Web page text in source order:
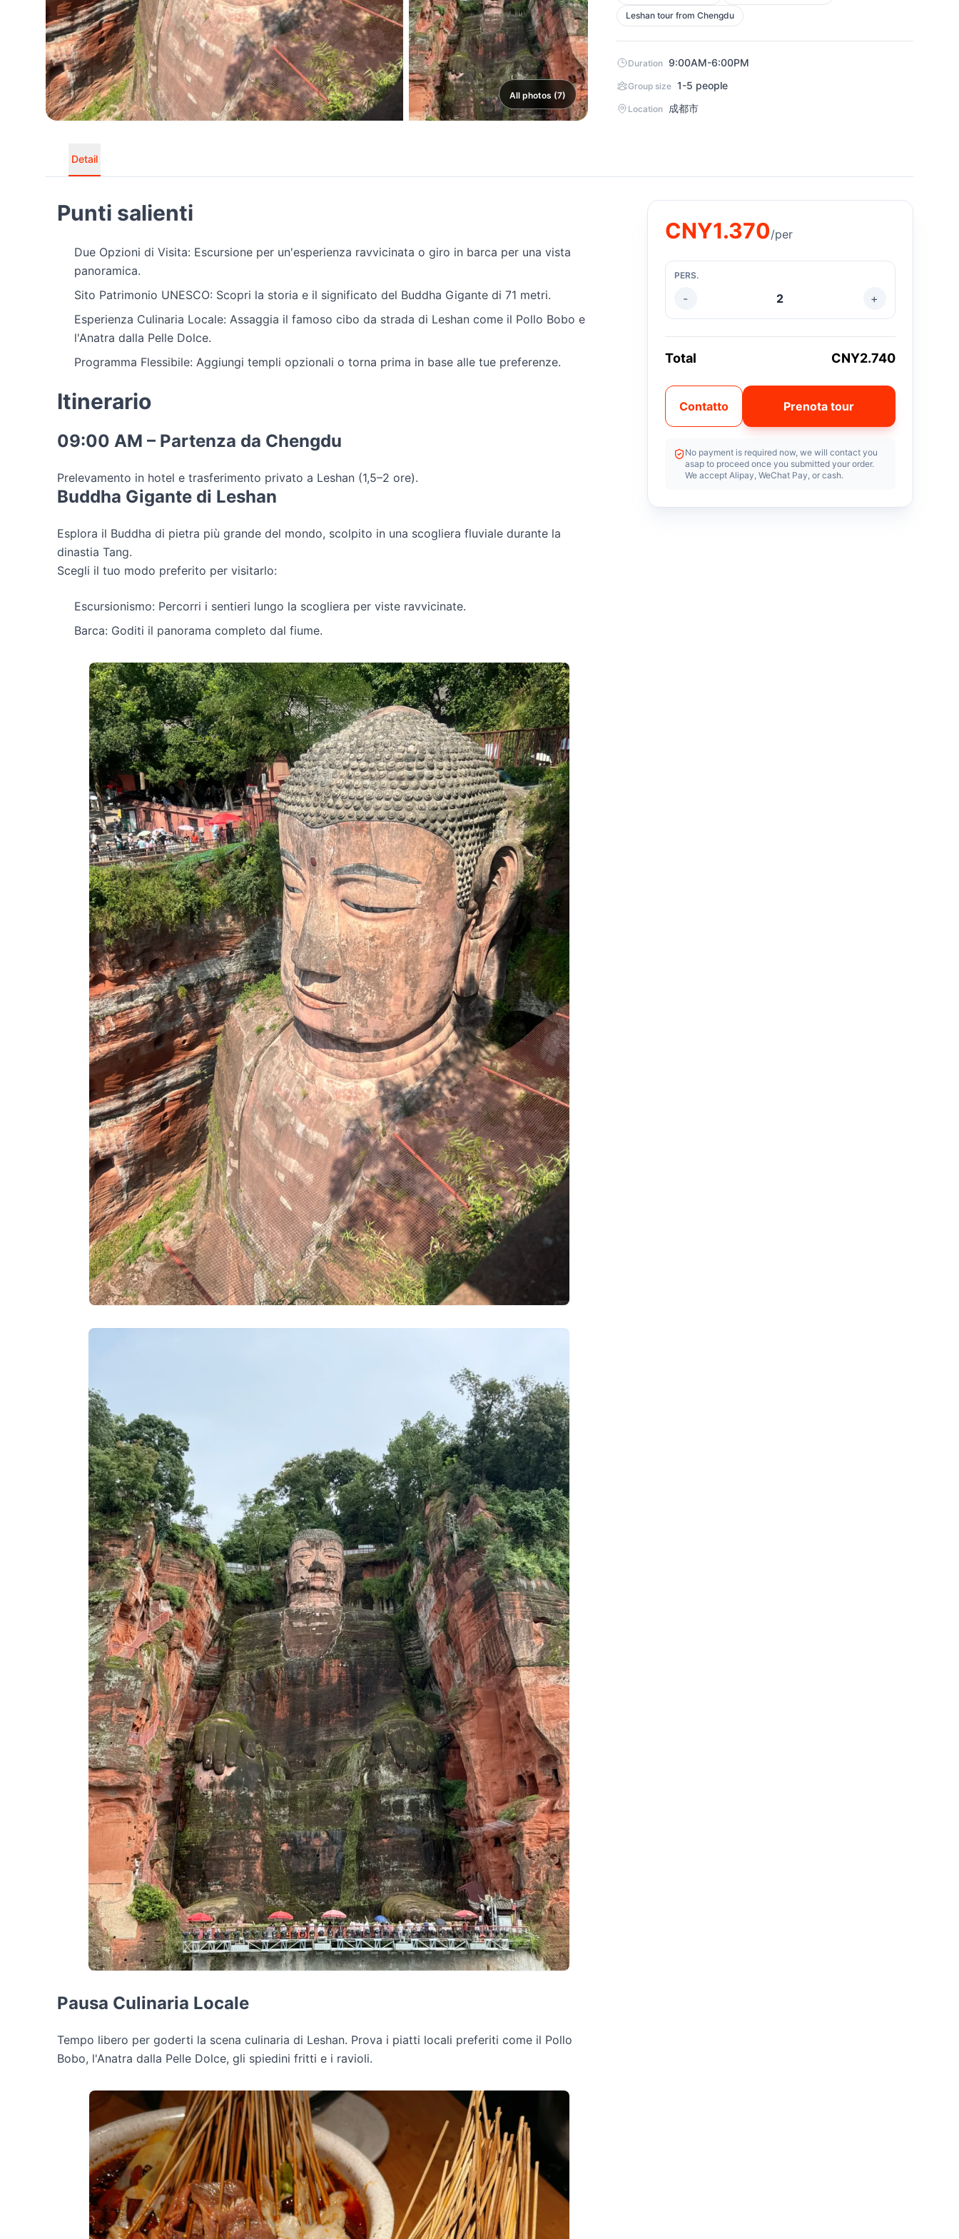
All photos (7)
Leshan tour from Chengdu
Duration 9:00AM-6:00PM
Group size 1-5 people
Location 成都市
Detail
Punti salienti
Due Opzioni di Visita: Escursione per un'esperienza ravvicinata o giro in barca per una vista
panoramica.
Sito Patrimonio UNESCO: Scopri la storia e il significato del Buddha Gigante di 71 metri.
Esperienza Culinaria Locale: Assaggia il famoso cibo da strada di Leshan come il Pollo Bobo e
l'Anatra dalla Pelle Dolce.
Programma Flessibile: Aggiungi templi opzionali o torna prima in base alle tue preferenze.
Itinerario
09:00 AM – Partenza da Chengdu
Prelevamento in hotel e trasferimento privato a Leshan (1,5–2 ore).
Buddha Gigante di Leshan
Esplora il Buddha di pietra più grande del mondo, scolpito in una scogliera fluviale durante la
dinastia Tang.
Scegli il tuo modo preferito per visitarlo:
Escursionismo: Percorri i sentieri lungo la scogliera per viste ravvicinate.
Barca: Goditi il panorama completo dal fiume.
Pausa Culinaria Locale
Tempo libero per goderti la scena culinaria di Leshan. Prova i piatti locali preferiti come il Pollo
Bobo, l'Anatra dalla Pelle Dolce, gli spiedini fritti e i ravioli.
CNY1.370/per
PERS.
- 2 +
Total CNY2.740
Contatto Prenota tour
No payment is required now, we will contact you
asap to proceed once you submitted your order.
We accept Alipay, WeChat Pay, or cash.